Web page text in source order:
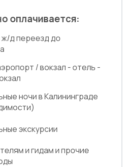
оплачивается:
д переезд до
/ вокзал - отель -
ночи в Калининграде
экскурсии
и гидам и прочие